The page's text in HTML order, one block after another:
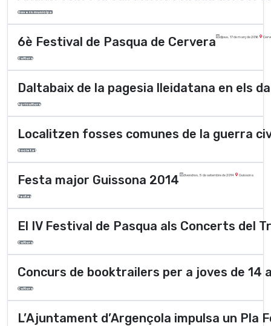
Govern municipal
6è Festival de Pasqua de Cervera dijous, 17 de març de 2016
Cultura
Daltabaix de la pagesia lleidatana en els
Agricultura
Localitzen fosses comunes de la guerra
Societat
Festa major Guissona 2014 divendres, 5 de setembre de 2014 Guissona
Festes
El IV Festival de Pasqua als Concerts del
Cultura
Concurs de booktrailers per a joves de 14
Cultura
L’Ajuntament d’Argençola impulsa un Pla